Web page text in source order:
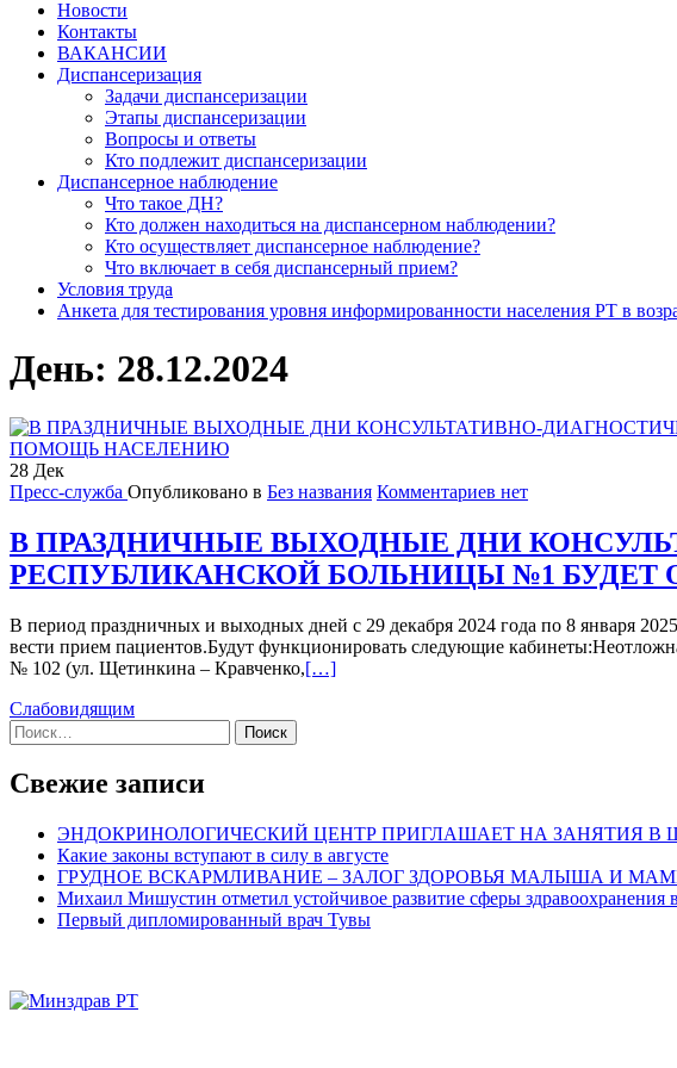
Новости
Контакты
ВАКАНСИИ
Диспансеризация
Задачи диспансеризации
Этапы диспансеризации
Вопросы и ответы
Кто подлежит диспансеризации
Диспансерное наблюдение
Что такое ДН?
Кто должен находиться на диспансерном наблюдении?
Кто осуществляет диспансерное наблюдение?
Что включает в себя диспансерный прием?
Условия труда
Анкета для тестирования уровня информированности населения РТ в
День: 28.12.2024
28 Дек
Пресс-служба Опубликовано в Без названия Комментариев нет
В ПРАЗДНИЧНЫЕ ВЫХОДНЫЕ ДНИ
РЕСПУБЛИКАНСКОЙ БОЛЬНИЦЫ №1
В период праздничных и выходных дней с 29 декабря 2024 года по 8 января
вести прием пациентов.Будут функционировать следующие
№ 102 (ул. Щетинкина – Кравченко,Читать
ПОЛИКЛИНИКА
РЕСПУБЛИКАНСКОЙ
БОЛЬНИЦЫ
№1
БУДЕТ
[…]
Слабовидящим
Найти:
Свежие записи
ЭНДОКРИНОЛОГИЧЕСКИЙ ЦЕНТР ПРИГЛАШАЕТ НА ЗАНЯТИЯ В
Какие законы вступают в силу в августе
ГРУДНОЕ ВСКАРМЛИВАНИЕ – ЗАЛОГ ЗДОРОВЬЯ МАЛЫША И
Михаил Мишустин отметил устойчивое развитие сферы здравоохранения
Первый дипломированный врач Тувы